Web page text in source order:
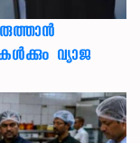
വ്യാജ